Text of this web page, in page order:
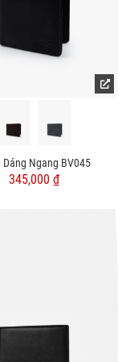
Dáng Ngang BV045
345,000 ₫